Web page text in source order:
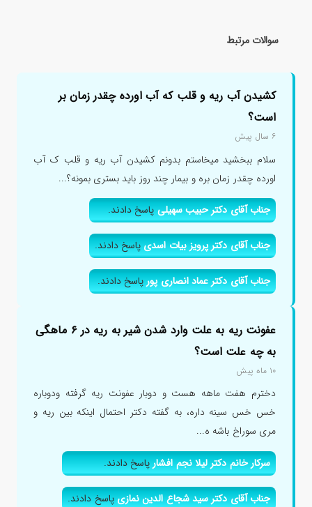
سوالات مرتبط
کشیدن آب ریه و قلب که آب اورده چقدر زمان بر
است؟
۶ سال پیش
سلام ببخشید میخاستم بدونم کشیدن آب ریه و قلب ک آب
اورده چقدر زمان بره و بیمار چند روز باید بستری بمونه؟...
جناب آقای دکتر حبیب سهیلیپاسخ دادند.
جناب آقای دکتر پرویز بیات اسدیپاسخ دادند.
جناب آقای دکتر عماد انصاری پورپاسخ دادند.
عفونت ریه به علت وارد شدن شیر به ریه در ۶ ماهگی
به چه علت است؟
۱۰ ماه پیش
دخترم هفت ماهه هست و دوبار عفونت ریه گرفته ودوباره
خس خس سینه داره، به گفته دکتر احتمال اینکه بین ریه و
مری سوراخ باشه ه...
سرکار خانم دکتر لیلا نجم افشارپاسخ دادند.
جناب آقای دکتر سید شجاع الدین نمازیپاسخ دادند.